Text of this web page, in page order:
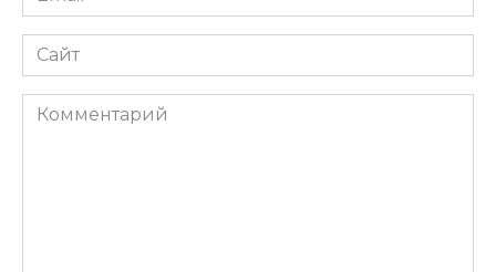
*
Сайт
Комментарий